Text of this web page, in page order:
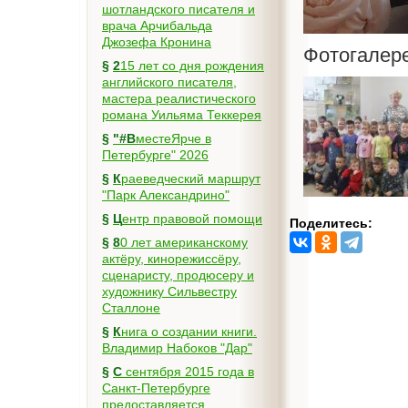
шотландского писателя и
врача Арчибальда
Джозефа Кронина
§ 215 лет со дня рождения
английского писателя,
мастера реалистического
романа Уильяма Теккерея
§ "#ВместеЯрче в
Петербурге" 2026
§ Краеведческий маршрут
"Парк Александрино"
§
Центр правовой помощи
§ 80 лет американскому
актёру, кинорежиссёру,
сценаристу, продюсеру и
художнику Сильвестру
Сталлоне
§ Книга о создании книги.
Владимир Набоков "Дар"
§ С сентября 2015 года в
Санкт-Петербурге
предоставляется
Поделитесь: